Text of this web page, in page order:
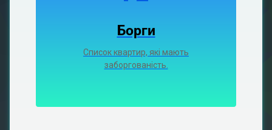
Борги
Список квартир, які мають
заборгованість.